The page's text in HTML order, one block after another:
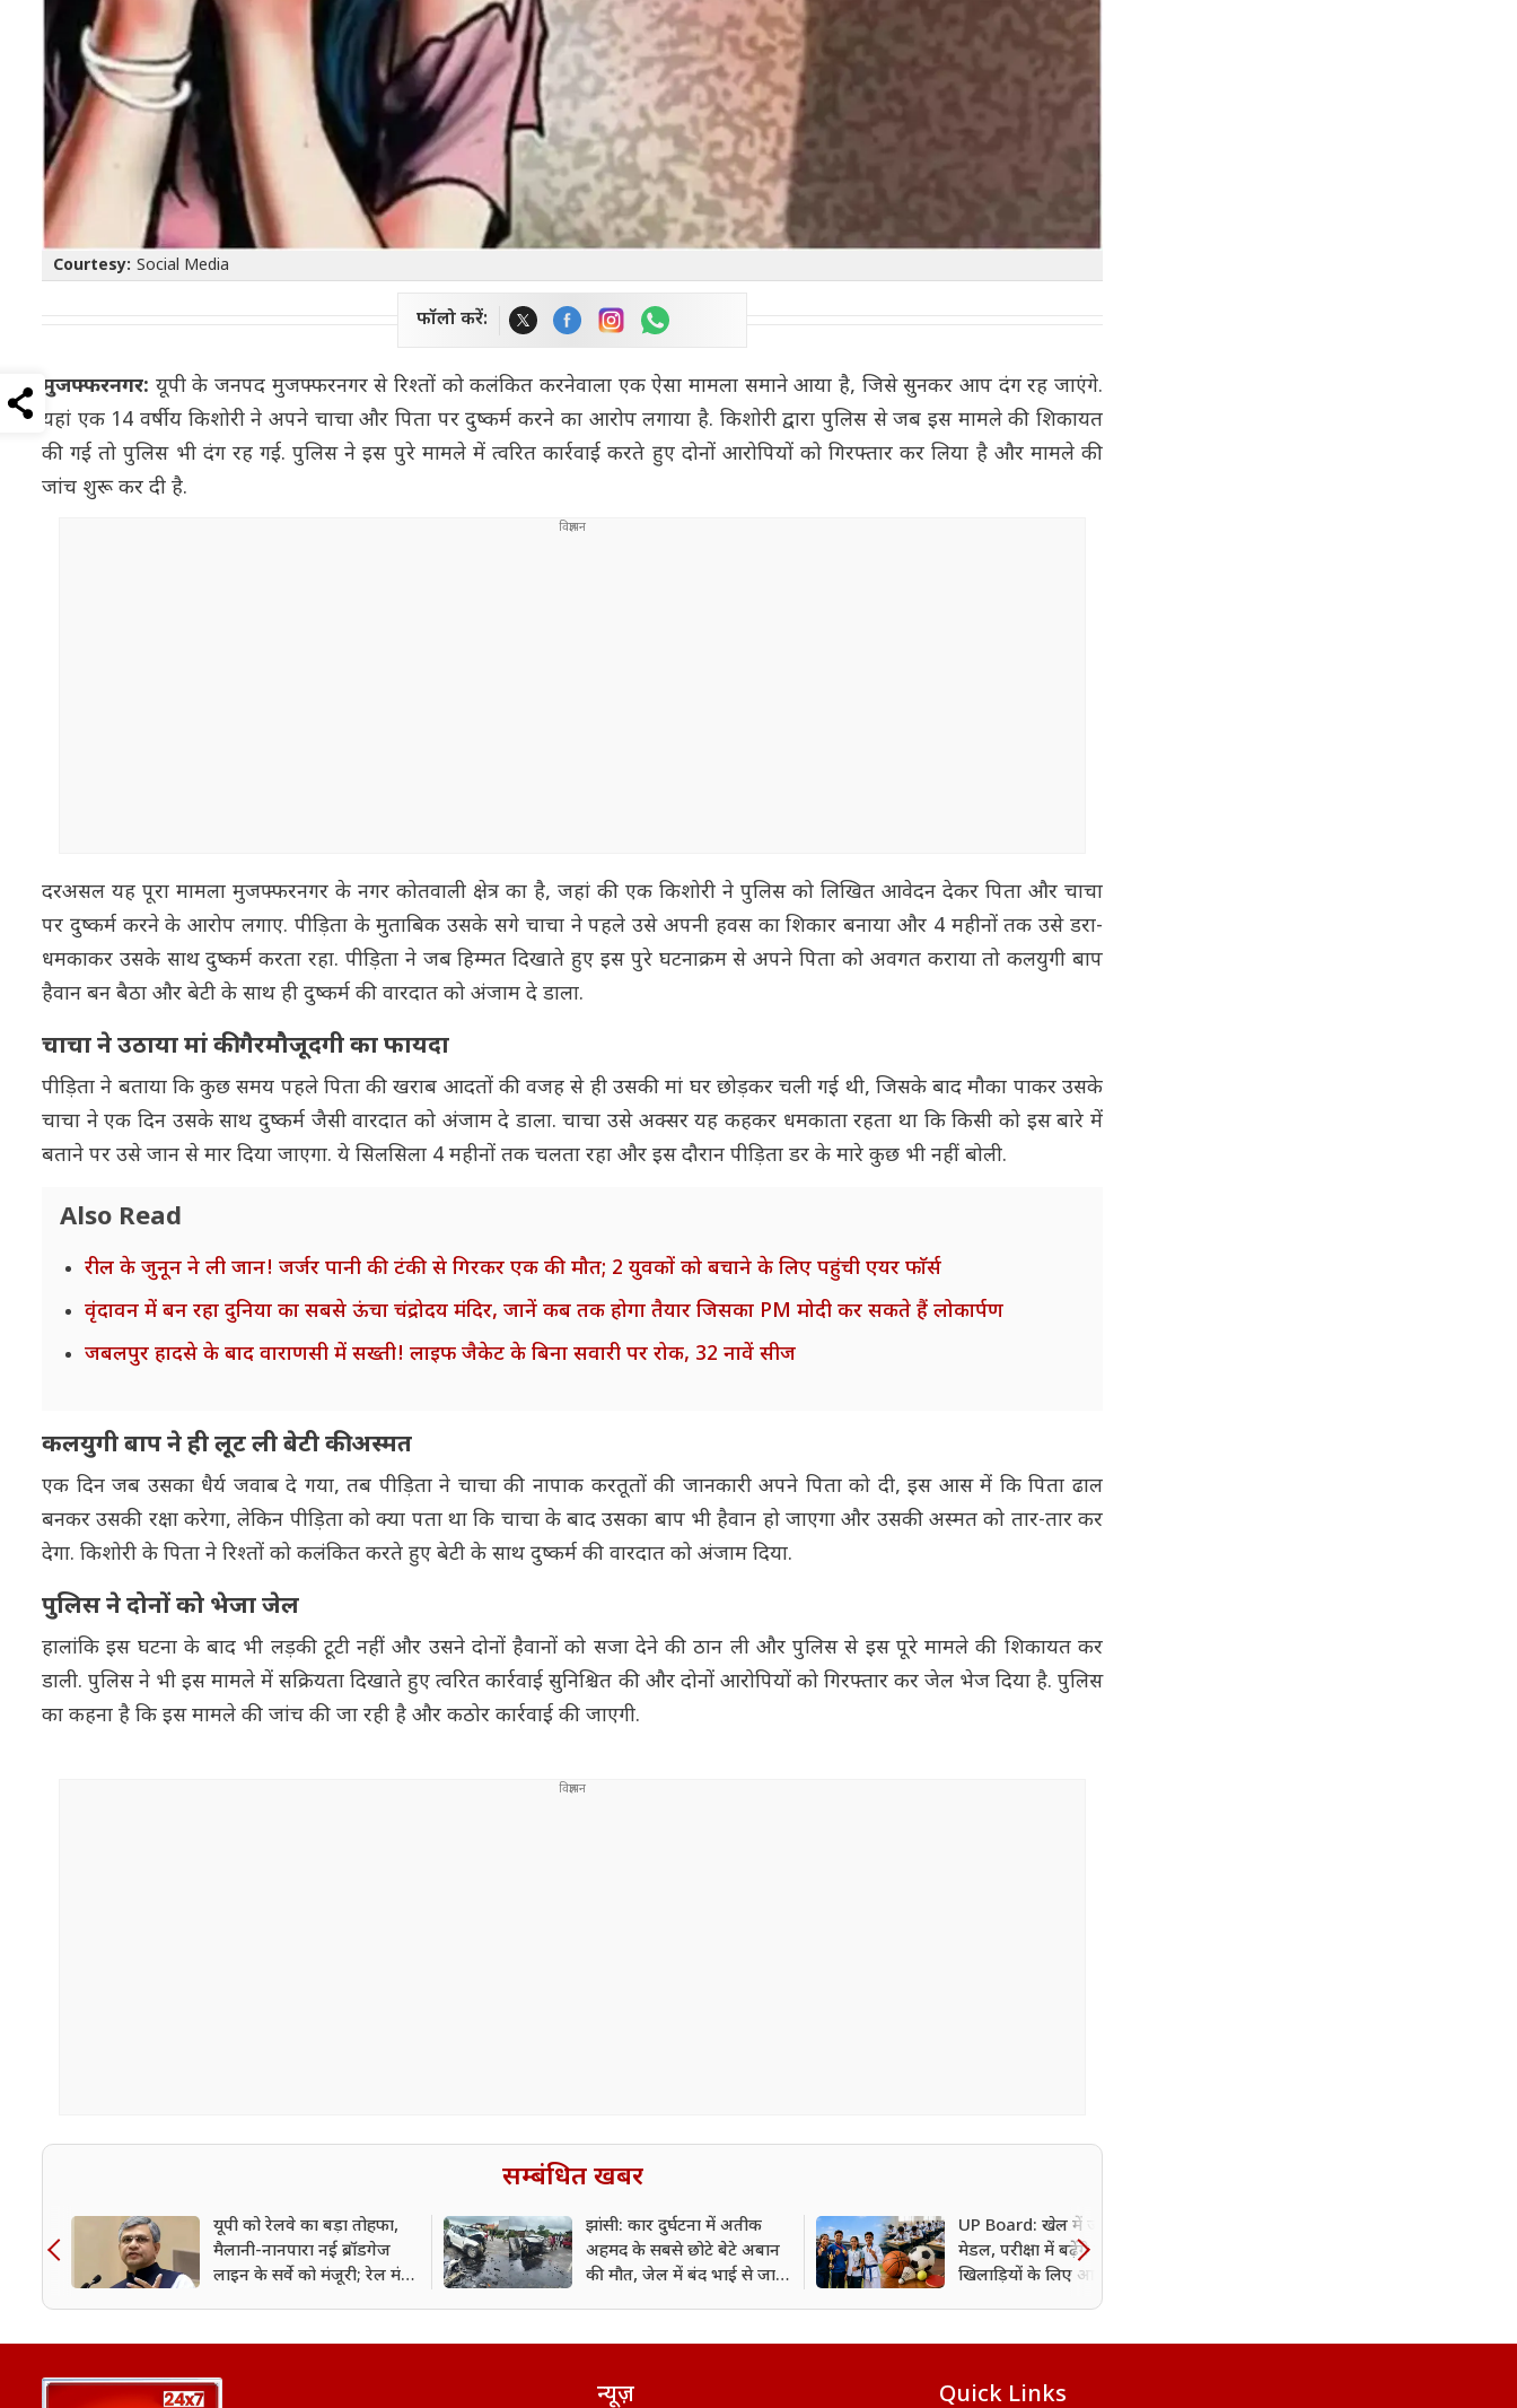
Courtesy: Social Media
फॉलो करें:
मुजफ्फरनगर: यूपी के जनपद मुजफ्फरनगर से रिश्तों को कलंकित करनेवाला एक ऐसा मामला समाने आया है, जिसे सुनकर आप दंग रह जाएंगे.
यहां एक 14 वर्षीय किशोरी ने अपने चाचा और पिता पर दुष्कर्म करने का आरोप लगाया है. किशोरी द्वारा पुलिस से जब इस मामले की शिकायत
की गई तो पुलिस भी दंग रह गई. पुलिस ने इस पुरे मामले में त्वरित कार्रवाई करते हुए दोनों आरोपियों को गिरफ्तार कर लिया है और मामले की
जांच शुरू कर दी है.
दरअसल यह पूरा मामला मुजफ्फरनगर के नगर कोतवाली क्षेत्र का है, जहां की एक किशोरी ने पुलिस को लिखित आवेदन देकर पिता और चाचा
पर दुष्कर्म करने के आरोप लगाए. पीड़िता के मुताबिक उसके सगे चाचा ने पहले उसे अपनी हवस का शिकार बनाया और 4 महीनों तक उसे डरा-
धमकाकर उसके साथ दुष्कर्म करता रहा. पीड़िता ने जब हिम्मत दिखाते हुए इस पुरे घटनाक्रम से अपने पिता को अवगत कराया तो कलयुगी बाप
हैवान बन बैठा और बेटी के साथ ही दुष्कर्म की वारदात को अंजाम दे डाला.
चाचा ने उठाया मां की गैरमौजूदगी का फायदा
पीड़िता ने बताया कि कुछ समय पहले पिता की खराब आदतों की वजह से ही उसकी मां घर छोड़कर चली गई थी, जिसके बाद मौका पाकर उसके
चाचा ने एक दिन उसके साथ दुष्कर्म जैसी वारदात को अंजाम दे डाला. चाचा उसे अक्सर यह कहकर धमकाता रहता था कि किसी को इस बारे में
बताने पर उसे जान से मार दिया जाएगा. ये सिलसिला 4 महीनों तक चलता रहा और इस दौरान पीड़िता डर के मारे कुछ भी नहीं बोली.
Also Read
रील के जुनून ने ली जान! जर्जर पानी की टंकी से गिरकर एक की मौत; 2 युवकों को बचाने के लिए पहुंची एयर फाॅर्स
वृंदावन में बन रहा दुनिया का सबसे ऊंचा चंद्रोदय मंदिर, जानें कब तक होगा तैयार जिसका PM मोदी कर सकते हैं लोकार्पण
जबलपुर हादसे के बाद वाराणसी में सख्ती! लाइफ जैकेट के बिना सवारी पर रोक, 32 नावें सीज
कलयुगी बाप ने ही लूट ली बेटी की अस्मत
एक दिन जब उसका धैर्य जवाब दे गया, तब पीड़िता ने चाचा की नापाक करतूतों की जानकारी अपने पिता को दी, इस आस में कि पिता ढाल
बनकर उसकी रक्षा करेगा, लेकिन पीड़िता को क्या पता था कि चाचा के बाद उसका बाप भी हैवान हो जाएगा और उसकी अस्मत को तार-तार कर
देगा. किशोरी के पिता ने रिश्तों को कलंकित करते हुए बेटी के साथ दुष्कर्म की वारदात को अंजाम दिया.
पुलिस ने दोनों को भेजा जेल
हालांकि इस घटना के बाद भी लड़की टूटी नहीं और उसने दोनों हैवानों को सजा देने की ठान ली और पुलिस से इस पूरे मामले की शिकायत कर
डाली. पुलिस ने भी इस मामले में सक्रियता दिखाते हुए त्वरित कार्रवाई सुनिश्चित की और दोनों आरोपियों को गिरफ्तार कर जेल भेज दिया है. पुलिस
का कहना है कि इस मामले की जांच की जा रही है और कठोर कार्रवाई की जाएगी.
सम्बंधित खबर
यूपी को रेलवे का बड़ा तोहफा,
मैलानी-नानपारा नई ब्रॉडगेज
लाइन के सर्वे को मंजूरी; रेल मंत्री
झांसी: कार दुर्घटना में अतीक
अहमद के सबसे छोटे बेटे अबान
की मौत, जेल में बंद भाई से जा
UP Board: खेल में जीतेंगे
मेडल, परीक्षा में बढ़ेंगे नंबर;
खिलाड़ियों के लिए आया बड़ा
न्यूज़ Quick Links